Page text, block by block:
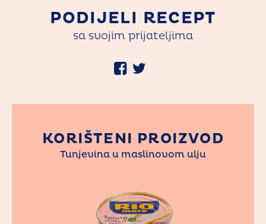
PODIJELI RECEPT
sa svojim prijateljima
KORIŠTENI PROIZVOD
Tunjevina u maslinovom ulju